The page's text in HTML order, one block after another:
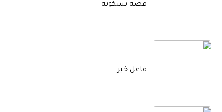
قصة بسكوتة
فاعل خير